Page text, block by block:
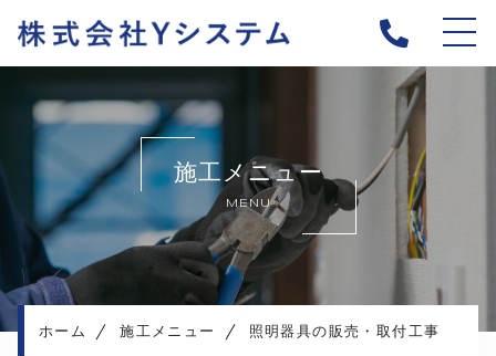
当社について
施工メニュー
施工実績
施工の流れ
よくある質問
施工メニュー
MENU
ホーム 施工メニュー 照明器具の販売・取付工事